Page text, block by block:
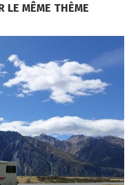
LE MÊME THÈME